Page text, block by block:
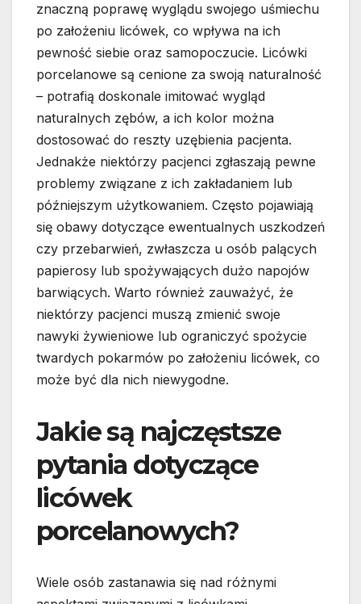
znaczną poprawę wyglądu swojego uśmiechu
po założeniu licówek, co wpływa na ich
pewność siebie oraz samopoczucie. Licówki
porcelanowe są cenione za swoją naturalność
– potrafią doskonale imitować wygląd
naturalnych zębów, a ich kolor można
dostosować do reszty uzębienia pacjenta.
Jednakże niektórzy pacjenci zgłaszają pewne
problemy związane z ich zakładaniem lub
późniejszym użytkowaniem. Często pojawiają
się obawy dotyczące ewentualnych uszkodzeń
czy przebarwień, zwłaszcza u osób palących
papierosy lub spożywających dużo napojów
barwiących. Warto również zauważyć, że
niektórzy pacjenci muszą zmienić swoje
nawyki żywieniowe lub ograniczyć spożycie
twardych pokarmów po założeniu licówek, co
może być dla nich niewygodne.
Jakie są najczęstsze
pytania dotyczące
licówek
porcelanowych?
Wiele osób zastanawia się nad różnymi